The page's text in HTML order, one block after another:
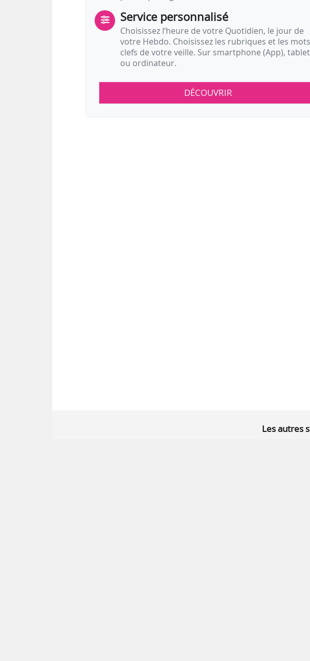
Service personnalisé
Choisissez l‘heure de votre Quotidien, le jour de
votre Hebdo. Choisissez les rubriques et les mots
clefs de votre veille. Sur smartphone (App),
ou ordinateur.
DÉCOUVRIR
Les autres